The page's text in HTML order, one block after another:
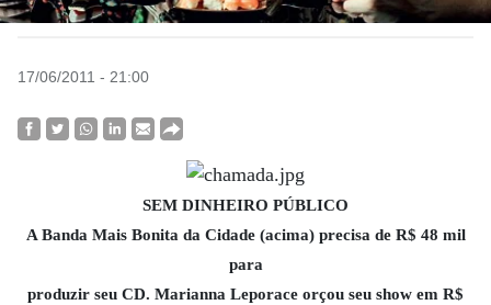
17/06/2011 - 21:00
SEM DINHEIRO PÚBLICO
A Banda Mais Bonita da Cidade (acima) precisa de R$ 48 mil
para
produzir seu CD. Marianna Leporace orçou seu show em R$